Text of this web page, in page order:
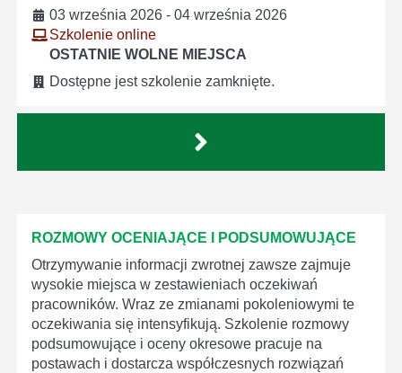
03 września 2026 - 04 września 2026
Szkolenie online
OSTATNIE WOLNE MIEJSCA
Dostępne jest szkolenie zamknięte.
ROZMOWY OCENIAJĄCE I PODSUMOWUJĄCE
Otrzymywanie informacji zwrotnej zawsze zajmuje
wysokie miejsca w zestawieniach oczekiwań
pracowników. Wraz ze zmianami pokoleniowymi te
oczekiwania się intensyfikują. Szkolenie rozmowy
podsumowujące i oceny okresowe pracuje na
postawach i dostarcza współczesnych rozwiązań